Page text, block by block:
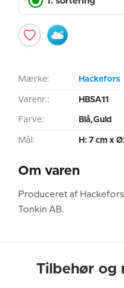
Mærke: Hackefors
Varenr.: HBSA11
Farve: Blå,Guld
Mål: H: 7 cm x
Om varen
Produceret af
Tonkin AB.
Tilbehør og